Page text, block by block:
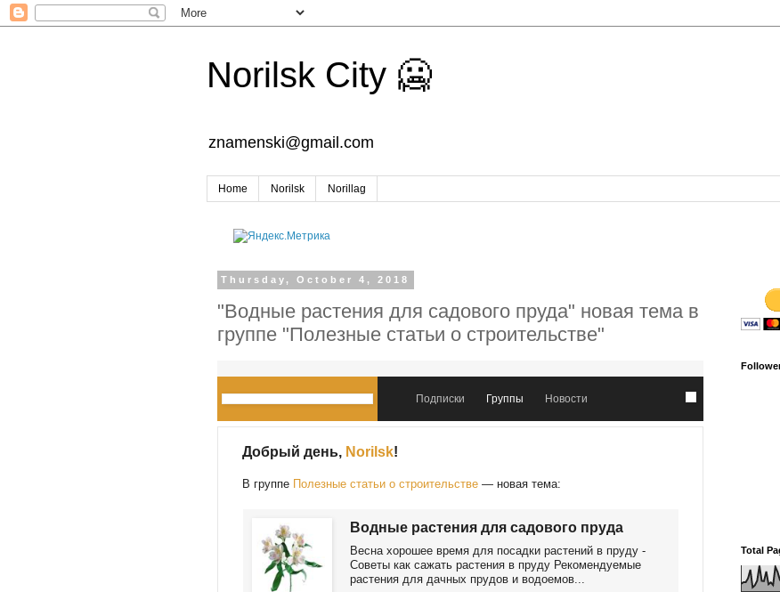
Norilsk City 🥶
znamenski@gmail.com
Home Norilsk Norillag
Thursday, October 4, 2018
"Водные растения для садового пруда" новая тема в
группе "Полезные статьи о строительстве"
Подписки Группы Новости
Добрый день, Norilsk!
В группе Полезные статьи о строительстве — новая тема:
Водные растения для садового пруда
Весна хорошее время для посадки растений в пруду -
Советы как сажать растения в пруду Рекомендуемые
растения для дачных прудов и водоемов...
Total